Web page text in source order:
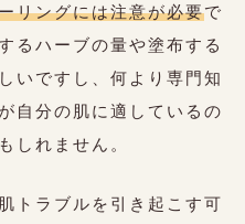
リングには注意が必要で
るハーブの量や塗布する
いですし、何より専門知
自分の肌に適しているの
しれません。
トラブルを引き起こす可